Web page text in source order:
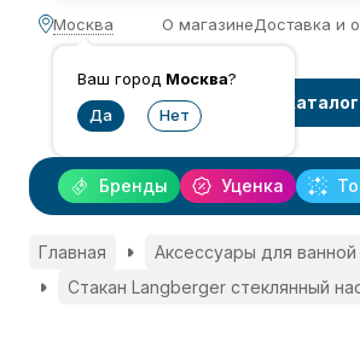
Москва
Ваш город Москва?
О магазинеДоставка и
Каталог
Уценка
Бренды
Главная Аксессуары для ванной
Стакан Langberger стеклянный